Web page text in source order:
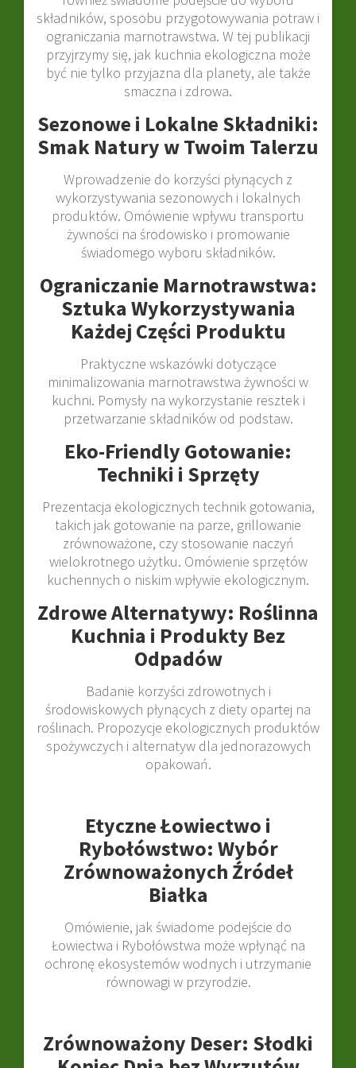
składników, sposobu przygotowywania potraw i
ograniczania marnotrawstwa. W tej publikacji
przyjrzymy się, jak kuchnia ekologiczna może
być nie tylko przyjazna dla planety, ale także
smaczna i zdrowa.
Sezonowe i Lokalne Składniki:
Smak Natury w Twoim Talerzu
Wprowadzenie do korzyści płynących z
wykorzystywania sezonowych i lokalnych
produktów. Omówienie wpływu transportu
żywności na środowisko i promowanie
świadomego wyboru składników.
Ograniczanie Marnotrawstwa:
Sztuka Wykorzystywania
Każdej Części Produktu
Praktyczne wskazówki dotyczące
minimalizowania marnotrawstwa żywności w
kuchni. Pomysły na wykorzystanie resztek i
przetwarzanie składników od podstaw.
Eko-Friendly Gotowanie:
Techniki i Sprzęty
Prezentacja ekologicznych technik gotowania,
takich jak gotowanie na parze, grillowanie
zrównoważone, czy stosowanie naczyń
wielokrotnego użytku. Omówienie sprzętów
kuchennych o niskim wpływie ekologicznym.
Zdrowe Alternatywy: Roślinna
Kuchnia i Produkty Bez
Odpadów
Badanie korzyści zdrowotnych i
środowiskowych płynących z diety opartej na
roślinach. Propozycje ekologicznych produktów
spożywczych i alternatyw dla jednorazowych
opakowań.
Etyczne Łowiectwo i
Rybołówstwo: Wybór
Zrównoważonych Źródeł
Białka
Omówienie, jak świadome podejście do
Łowiectwa i Rybołówstwa może wpłynąć na
ochronę ekosystemów wodnych i utrzymanie
równowagi w przyrodzie.
Zrównoważony Deser: Słodki